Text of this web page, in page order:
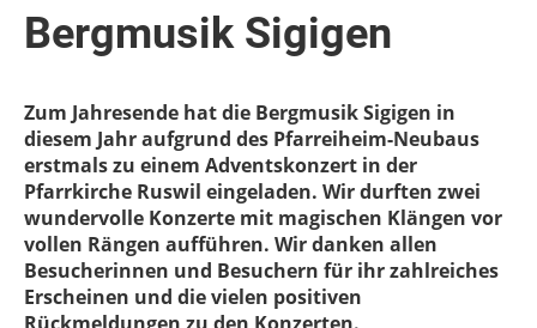
Bergmusik Sigigen
Zum Jahresende hat die Bergmusik Sigigen in
diesem Jahr aufgrund des Pfarreiheim-Neubaus
erstmals zu einem Adventskonzert in der
Pfarrkirche Ruswil eingeladen. Wir durften zwei
wundervolle Konzerte mit magischen Klängen vor
vollen Rängen aufführen. Wir danken allen
Besucherinnen und Besuchern für ihr zahlreiches
Erscheinen und die vielen positiven